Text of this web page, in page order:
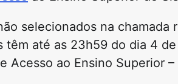
selecionados na chamada
até as 23h59 do dia 4
Acesso ao Ensino Superior –